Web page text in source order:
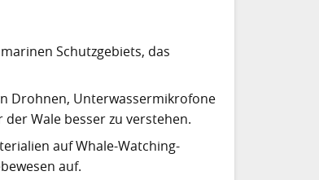
Schutzgebiets, das
Drohnen, Unterwassermikrofone
Wale besser zu verstehen.
auf Whale-Watching-
auf.